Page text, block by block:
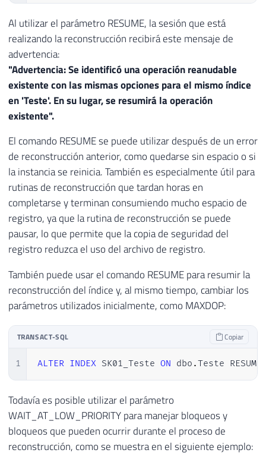
Al utilizar el parámetro RESUME, la sesión que está
realizando la reconstrucción recibirá este mensaje de
advertencia:
"Advertencia: Se identificó una operación reanudable
existente con las mismas opciones para el mismo índice
en 'Teste'. En su lugar, se resumirá la operación
existente".
El comando RESUME se puede utilizar después de un error
de reconstrucción anterior, como quedarse sin espacio o si
la instancia se reinicia. También es especialmente útil para
rutinas de reconstrucción que tardan horas en
completarse y terminan consumiendo mucho espacio de
registro, ya que la rutina de reconstrucción se puede
pausar, lo que permite que la copia de seguridad del
registro reduzca el uso del archivo de registro.
También puede usar el comando RESUME para resumir la
reconstrucción del índice y, al mismo tiempo, cambiar los
parámetros utilizados inicialmente, como MAXDOP:
TRANSACT-SQL Copiar
1 ALTER INDEX SK01_Teste ON dbo .Teste
Todavía es posible utilizar el parámetro
WAIT_AT_LOW_PRIORITY para manejar bloqueos y
bloqueos que pueden ocurrir durante el proceso de
reconstrucción, como se muestra en el siguiente ejemplo: